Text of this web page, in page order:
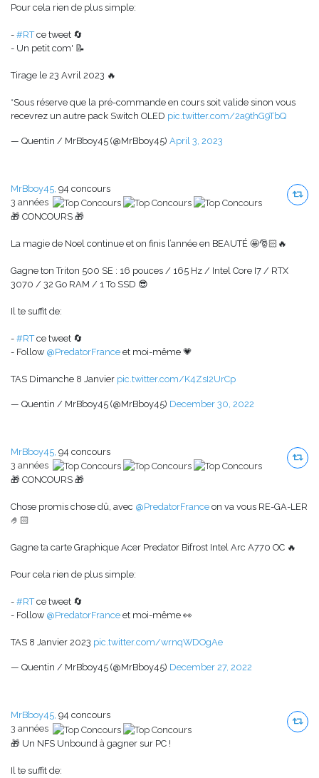
Pour cela rien de plus simple:
- #RTce tweet 🔄
- Un petit com' 📝
Tirage le 23 Avril 2023 🔥
*Sous réserve que la pré-commande en cours soit valide sinon vous
recevrez un autre pack Switch OLED pic.twitter.com/2a9thG9TbQ
— Quentin / MrBboy45 (@MrBboy45) April 3, 2023
MrBboy45, 94 concours
3 années
🎁 CONCOURS 🎁
La magie de Noel continue et on finis l’année en BEAUTÉ 🤩🎅🏻🔥
Gagne ton Triton 500 SE : 16 pouces / 165 Hz / Intel Core I7 / RTX
3070 / 32 Go RAM / 1 To SSD 😎
Il te suffit de:
- #RTce tweet 🔄
- Follow @PredatorFrance et moi-même 💗
TAS Dimanche 8 Janvier pic.twitter.com/K4ZsI2UrCp
— Quentin / MrBboy45 (@MrBboy45) December 30, 2022
MrBboy45, 94 concours
3 années
🎁 CONCOURS 🎁
Chose promis chose dû, avec @PredatorFrance on va vous RE-GA-LER
🤌🏻
Gagne ta carte Graphique Acer Predator Bifrost Intel Arc A770 OC 🔥
Pour cela rien de plus simple:
- #RTce tweet 🔄
- Follow @PredatorFrance et moi-même 👀
TAS 8 Janvier 2023 pic.twitter.com/wrnqWDOgAe
— Quentin / MrBboy45 (@MrBboy45) December 27, 2022
MrBboy45, 94 concours
3 années
🎁 Un NFS Unbound à gagner sur PC !
Il te suffit de: